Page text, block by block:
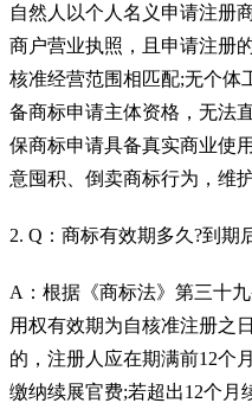
自然人以个人名义申请注册
商户营业执照，且申请注册
核准经营范围相匹配;无个体
备商标申请主体资格，无法
保商标申请具备真实商业使
意囤积、倒卖商标行为，维
2. Q：商标有效期多久?到期
A：根据《商标法》第三十
用权有效期为自核准注册之
的，注册人应在期满前12个
缴纳续展官费;若超出12个月